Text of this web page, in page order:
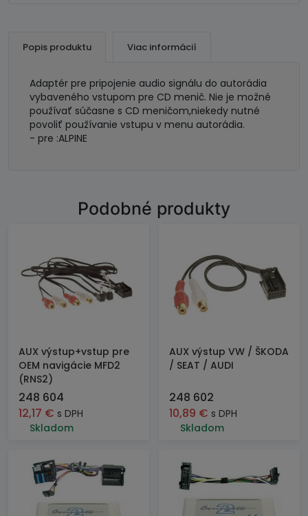
Popis produktu Viac informácií
Adaptér pre pripojenie audio signálu do autorádia
vybaveného vstupom pre CD menič. Nie je možné
používať súčasne s CD meničom,niekedy nutné
povoliť používanie vstupu v menu autorádia.
- pre :ALPINE
Podobné produkty
AUX výstup+vstup pre
OEM navigácie MFD2
(RNS2)
248 604
12,17 € s DPH
Skladom
AUX výstup VW / ŠKODA
/ SEAT / AUDI
248 602
10,89 € s DPH
Skladom